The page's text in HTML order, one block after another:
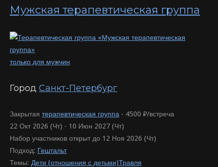
Мужская терапевтическая группа
только для мужчин
Город Санкт-Петербург
Закрытая терапевтическая группа - 4500 ₽/встреча
22 Окт 2026 (Чт) - 10 Июн 2027 (Чт)
Набор участников открыт до 12 Ноя 2026 (Чт)
Подход: Гештальт
Темы: Дети (отношения с детьми)Травля